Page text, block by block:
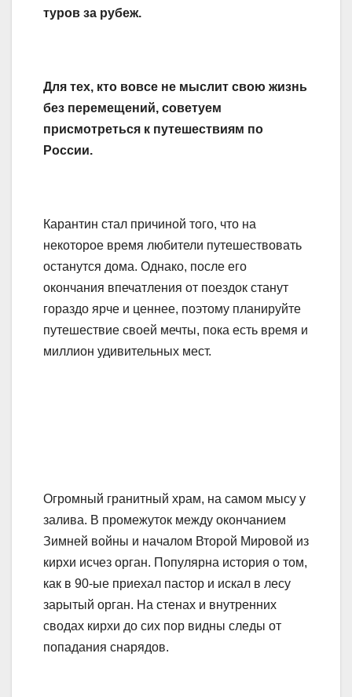
туров за рубеж.
Для тех, кто вовсе не мыслит свою жизнь
без перемещений, советуем
присмотреться к путешествиям по
России.
Карантин стал причиной того, что на
некоторое время любители путешествовать
останутся дома. Однако, после его
окончания впечатления от поездок станут
гораздо ярче и ценнее, поэтому планируйте
путешествие своей мечты, пока есть время и
миллион удивительных мест.
Огромный гранитный храм, на самом мысу у
залива. В промежуток между окончанием
Зимней войны и началом Второй Мировой из
кирхи исчез орган. Популярна история о том,
как в 90-ые приехал пастор и искал в лесу
зарытый орган. На стенах и внутренних
сводах кирхи до сих пор видны следы от
попадания снарядов.